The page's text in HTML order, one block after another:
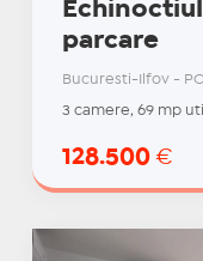
parcare
Bucuresti-Ilfov -
3 camere, 69 mp
128.500 €